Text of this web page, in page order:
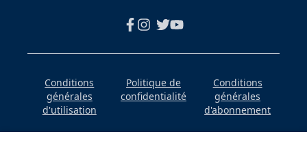
Conditions
générales
d'utilisation
Politique de
confidentialité
Conditions
générales
d'abonnement